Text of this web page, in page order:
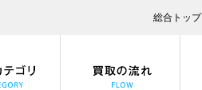
総合トップ